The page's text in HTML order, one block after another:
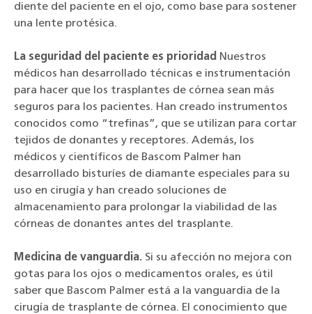
diente del paciente en el ojo, como base para sostener
una lente protésica.
La seguridad del paciente es prioridad Nuestros
médicos han desarrollado técnicas e instrumentación
para hacer que los trasplantes de córnea sean más
seguros para los pacientes. Han creado instrumentos
conocidos como “trefinas”, que se utilizan para cortar
tejidos de donantes y receptores. Además, los
médicos y científicos de Bascom Palmer han
desarrollado bisturíes de diamante especiales para su
uso en cirugía y han creado soluciones de
almacenamiento para prolongar la viabilidad de las
córneas de donantes antes del trasplante.
Medicina de vanguardia. Si su afección no mejora con
gotas para los ojos o medicamentos orales, es útil
saber que Bascom Palmer está a la vanguardia de la
cirugía de trasplante de córnea. El conocimiento que